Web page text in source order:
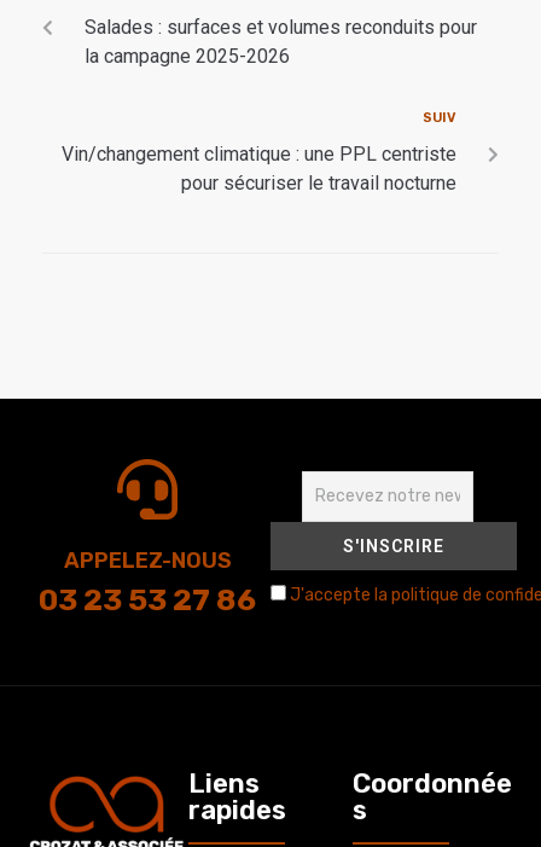
Salades : surfaces et volumes reconduits pour
la campagne 2025-2026
SUIV
Vin/changement climatique : une PPL centriste
pour sécuriser le travail nocturne
APPELEZ-NOUS
03 23 53 27 86 J'accepte la politique de
Liens
rapides
Coordonnée
s